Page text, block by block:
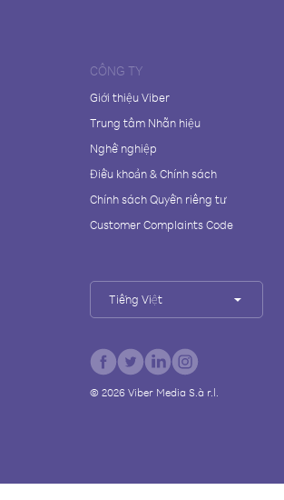
CÔNG TY
Giới thiệu Viber
Trung tâm Nhãn hiệu
Nghề nghiệp
Điều khoản & Chính sách
Chính sách Quyền riêng tư
Customer Complaints Code
Tiếng Việt
© 2026Viber Media S.à r.l.